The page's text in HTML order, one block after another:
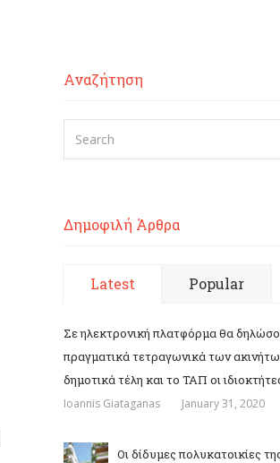
Αναζήτηση
Δημοφιλή Άρθρα
Latest Popular
Σε ηλεκτρονική πλατφόρμα θα
πραγματικά τετραγωνικά των
δημοτικά τέλη και το ΤΑΠ οι
Ioannis Giataganas January 31, 2020
Οι δίδυμες πολυκατοικίες